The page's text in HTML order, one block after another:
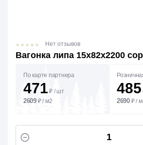
Вагонка липа 15х82х2200
Нет отзывов
По карте партнера
471 ₽ / шт
2609 ₽/ м2
485
2690 ₽/